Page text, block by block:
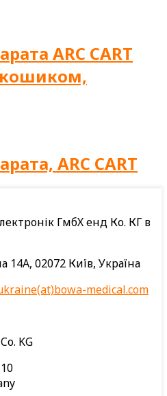
ARC CART
кошиком,
ARC CART
ГмбХ енд Ко. КГ в
02072 Київ, Україна
medical.com
KG